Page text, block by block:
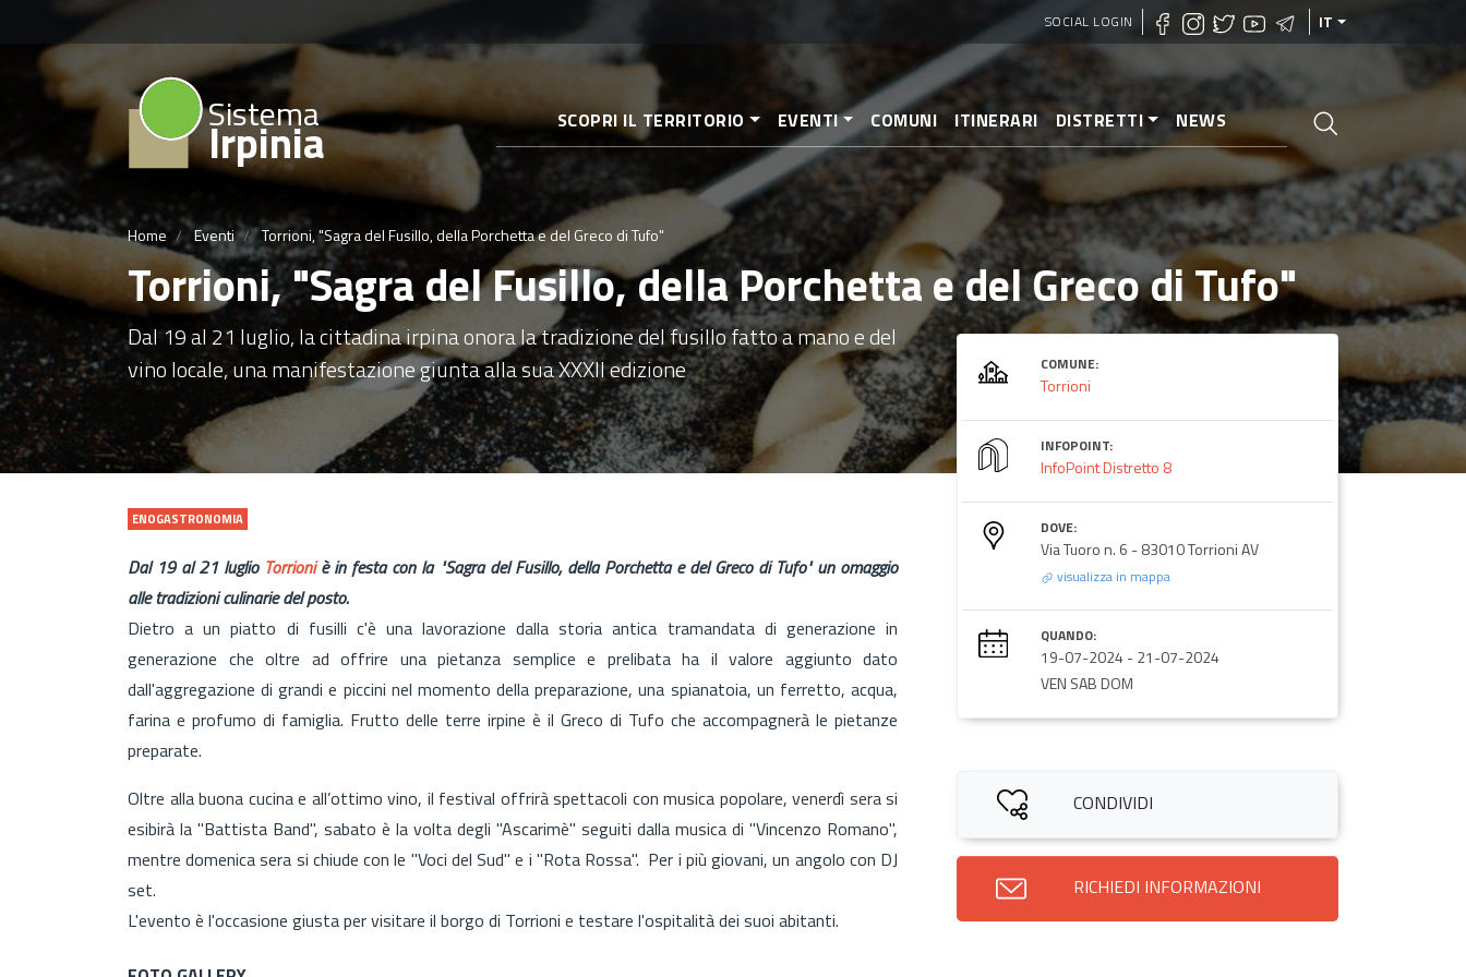
contenuto
principale
SOCIAL LOGIN IT
Sistema
Irpinia SCOPRI IL TERRITORIO EVENTI COMUNI ITINERARI DISTRETTI NEWS
Home Eventi Torrioni, "Sagra del Fusillo, della Porchetta e del Greco di Tufo"
Torrioni, "Sagra del Fusillo, della Porchetta e del Greco di Tufo"
Dal 19 al 21 luglio, la cittadina irpina onora la tradizione del fusillo fatto a mano e del
vino locale, una manifestazione giunta alla sua XXXII edizione
ENOGASTRONOMIA
Dal 19 al 21 luglio Torrioniè in festa con la "Sagra del Fusillo, della Porchetta e del Greco di Tufo" un omaggio
alle tradizioni culinarie del posto.
Dietro a un piatto di fusilli c'è una lavorazione dalla storia antica tramandata di generazione in
generazione che oltre ad offrire una pietanza semplice e prelibata ha il valore aggiunto dato
dall'aggregazione di grandi e piccini nel momento della preparazione, una spianatoia, un ferretto, acqua,
farina e profumo di famiglia. Frutto delle terre irpine è il Greco di Tufo che accompagnerà le pietanze
preparate.
Oltre alla buona cucina e all’ottimo vino, il festival offrirà spettacoli con musica popolare, venerdì sera si
esibirà la "Battista Band", sabato è la volta degli "Ascarimè" seguiti dalla musica di "Vincenzo Romano",
mentre domenica sera si chiude con le "Voci del Sud" e i "Rota Rossa". Per i più giovani, un angolo con DJ
set.
L'evento è l'occasione giusta per visitare il borgo di Torrioni e testare l'ospitalità dei suoi abitanti.
COMUNE:
Torrioni
INFOPOINT:
InfoPoint Distretto 8
DOVE:
Via Tuoro n. 6 - 83010 Torrioni AV
visualizza in mappa
QUANDO:
19-07-2024 -21-07-2024
VEN SAB DOM
CONDIVIDI
RICHIEDI INFORMAZIONI